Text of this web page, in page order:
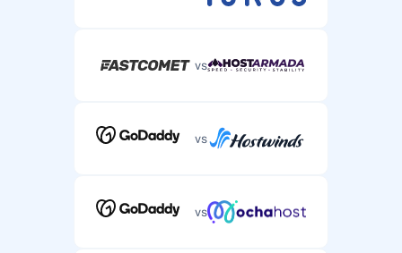
vs
vs
vs